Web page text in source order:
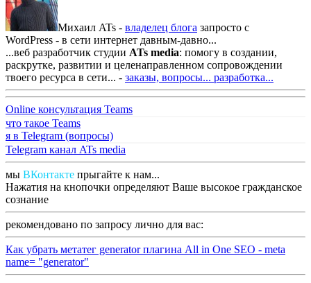
Михаил ATs - владелец блога запросто с
WordPress - в сети интернет давным-давно...
...веб разработчик студии ATs media: помогу в создании,
раскрутке, развитии и целенаправленном сопровождении
твоего ресурса в сети... - заказы, вопросы... разработка...
Online консультация Teams
что такое Teams
я в Telegram (вопросы)
Telegram канал ATs media
мы ВКонтакте прыгайте к нам...
Нажатия на кнопочки определяют Ваше высокое гражданское
сознание
рекомендовано по запросу лично для вас:
Как убрать метатег generator плагина All in One SEO - meta
name= "generator"